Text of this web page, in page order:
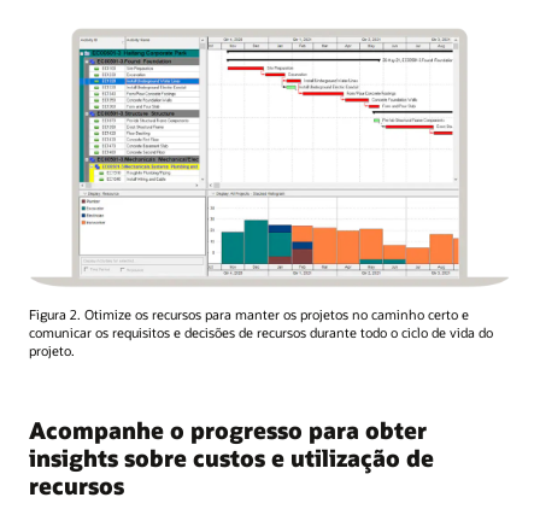
Figura 2. Otimize os recursos para manter os projetos no caminho certo e
comunicar os requisitos e decisões de recursos durante todo o ciclo de vida do
projeto.
Acompanhe o progresso para obter
insights sobre custos e utilização de
recursos